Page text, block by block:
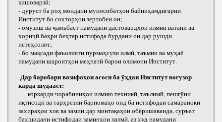
кишоварзӣ;
- дуруст ба роҳ мондани муносибатҳои байниҳамдигарии
Институт бо сохторҳои зертобеи он;
- омӯзиш ва ҷамъбаст намудани дастовардҳои илмии ватанӣ ва
хориҷӣ баҳри беҳтар истифода бурдани он дар рушди
истеҳсолот;
- бо мақсади фаъолияти пурмаҳсули илмӣ, таъмин ва муҳаё
намудани шароитҳои меҳнатӣ барои олимони Институт.
Дар баробари вазифаҳои асоси ба ӯҳдаи Институт вогузор
карда шудааст:
- коркарди чорабиниҳои илмию техникӣ, таълимӣ, пешгӯии
иқтисодӣ ва тарҳрезии барномаҳо оид ба истифодаи самараноки
захираҳои хок ва замин дар минтақаҳои обёришаванда, суръат
бахшидани истифодаи заминҳои лалмӣ, аз худ намудани